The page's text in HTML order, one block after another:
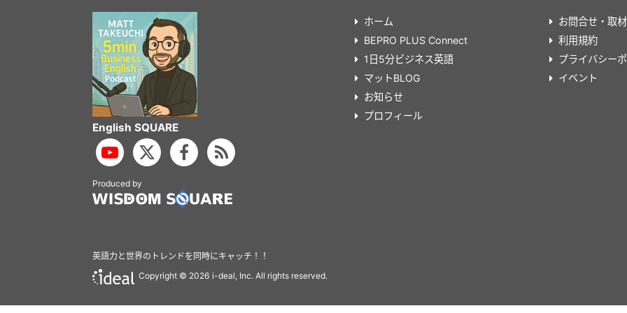
English SQUARE
Produced by
ホーム
BEPRO PLUS Connect
1日5分ビジネス英語
マットBLOG
お知らせ
プロフィール
お問合せ・取
利用規約
プライバシー
イベント
英語力と世界のトレンドを同時にキャッチ！！
Copyright © 2026 i-deal, Inc. All rights reserved.